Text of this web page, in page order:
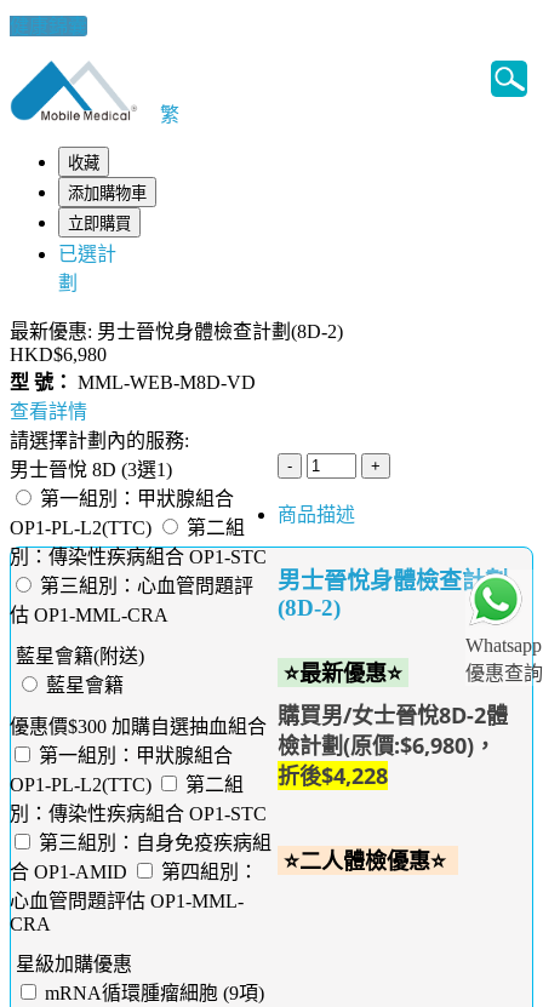
健康錦囊
Whatsapp
優惠查詢
繁
收藏
添加購物車
立即購買
已選計
劃
最新優惠: 男士晉悅身體檢查計劃(8D-2)
HKD$6,980
型 號： MML-WEB-M8D-VD
查看詳情
請選擇計劃內的服務:
男士晉悅 8D (3選1)
第一組別：甲狀腺組合
OP1-PL-L2(TTC)
第二組
別：傳染性疾病組合 OP1-STC
第三組別：心血管問題評
估 OP1-MML-CRA
藍星會籍(附送)
藍星會籍
優惠價$300 加購自選抽血組合
第一組別：甲狀腺組合
OP1-PL-L2(TTC)
第二組
別：傳染性疾病組合 OP1-STC
第三組別：自身免疫疾病組
合 OP1-AMID
第四組別：
心血管問題評估 OP1-MML-
CRA
星級加購優惠
mRNA循環腫瘤細胞 (9項)
商品描述
男士晉悅身體檢查計劃
(8D-2)
⭐最新優惠⭐
購買男/女士晉悅8D-2體
檢計劃(原價:$6,980)，
折後$4,228
⭐二人體檢優惠⭐